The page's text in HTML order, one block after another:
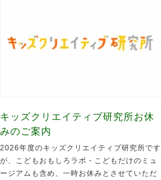
キッズクリエイティブ研究所お休
みのご案内
2026年度のキッズクリエイティブ研究所です
が、こどもおもしろラボ・こどもだけのミュ
ージアムも含め、一時お休みとさせていただ